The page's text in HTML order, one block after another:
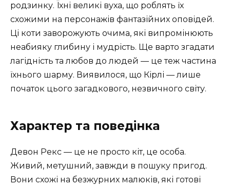
родзинку. Їхні великі вуха, що роблять їх
схожими на персонажів фантазійних оповідей.
Ці коти заворожують очима, які випромінюють
неабияку глибину і мудрість. Ще варто згадати
лагідність та любов до людей — це теж частина
їхнього шарму. Виявилося, що Кірлі — лише
початок цього загадкового, незвичного світу.
Характер та поведінка
Девон Рекс — це не просто кіт, це особа.
Живий, метушний, завжди в пошуку пригод.
Вони схожі на безжурних малюків, які готові